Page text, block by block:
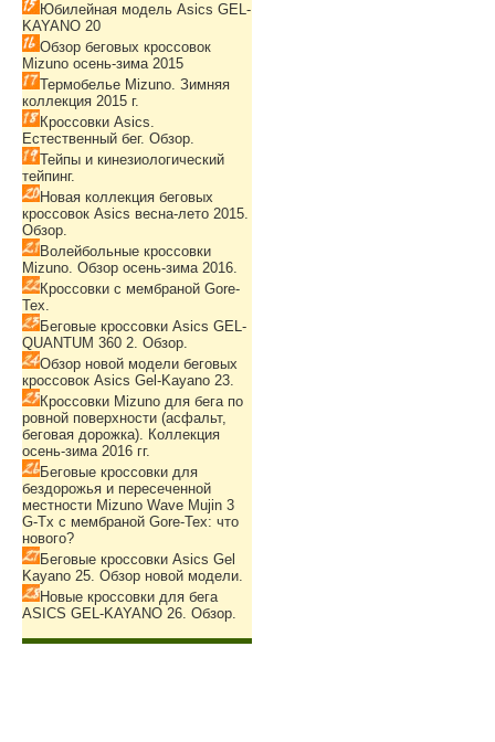
Юбилейная модель Asics GEL-
KAYANO 20
Обзор беговых кроссовок
Mizuno осень-зима 2015
Термобелье Mizuno. Зимняя
коллекция 2015 г.
Кроссовки Asics.
Естественный бег. Обзор.
Тейпы и кинезиологический
тейпинг.
Новая коллекция беговых
кроссовок Asics весна-лето 2015.
Обзор.
Волейбольные кроссовки
Mizuno. Обзор осень-зима 2016.
Кроссовки с мембраной Gore-
Tex.
Беговые кроссовки Asics GEL-
QUANTUM 360 2. Обзор.
Обзор новой модели беговых
кроссовок Asics Gel-Kayano 23.
Кроссовки Mizuno для бега по
ровной поверхности (асфальт,
беговая дорожка). Коллекция
осень-зима 2016 гг.
Беговые кроссовки для
бездорожья и пересеченной
местности Mizuno Wave Mujin 3
G-Tx с мембраной Gore-Tex: что
нового?
Беговые кроссовки Asics Gel
Kayano 25. Обзор новой модели.
Новые кроссовки для бега
ASICS GEL-KAYANO 26. Обзор.